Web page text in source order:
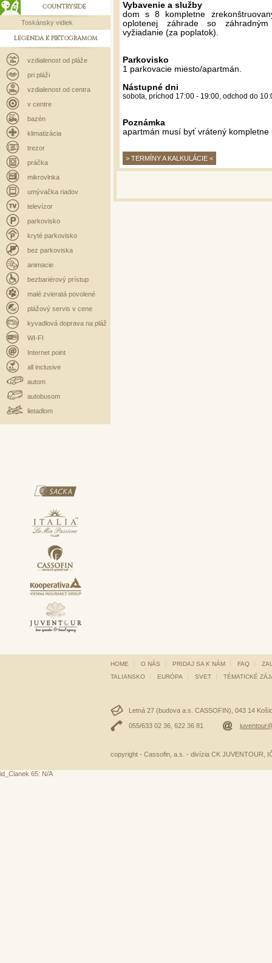
COUNTRYSIDE
Toskánsky vidiek
LEGENDA K PIKTOGRAMOM
vzdialenost od pláže
pri pláži
vzdialenost od centra
v centre
bazén
klimatizácia
trezor
práčka
mikrovlnka
umývačka riadov
televízor
parkovisko
kryté parkovisko
bez parkoviska
animacie
bezbariérový prístup
malé zvieratá povolené
plážový servis v cene
kyvadlová doprava na pláž
WI-FI
Internet point
all inclusive
autom
autobusom
lietadlom
Vybavenie a služby
dom s 8 kompletne
oplotenej záhrade so
vyžiadanie (za poplatok).
Parkovisko
1 parkovacie miesto/apartmán.
Nástupné dni
sobota, príchod 17:00 - 19:00, odchod do
Poznámka
apartmán musí byť vrátený kompletne
> TERMÍNY A KALKULÁCIE <
HOME O NÁS PRIDAJ SA K NÁM FAQ
TALIANSKO
EURÓPA SVET TÉMATICKÉ
Letná 27 (budova a.s. CASSOFIN), 043 14
055/633 02 36, 622 36 81
copyright - Cassofin, a.s. - divízia CK JUVENTOUR,
id_Clanek 65: N/A